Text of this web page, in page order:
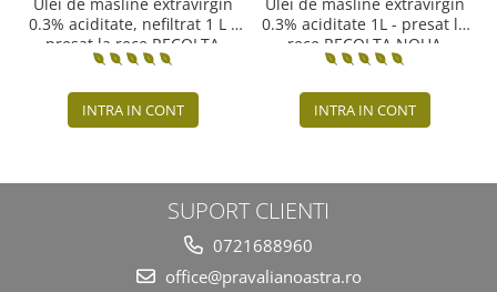
Ulei de masline extravirgin
0.3% aciditate, nefiltrat 1 L -
presat la rece RECOLTA
NOUA
INTRA IN CONT
Ulei de masline extravirgin
0.3% aciditate 1L - presat la
rece RECOLTA NOUA
INTRA IN CONT
SUPORT CLIENTI
0721688960
office@pravalianoastra.ro